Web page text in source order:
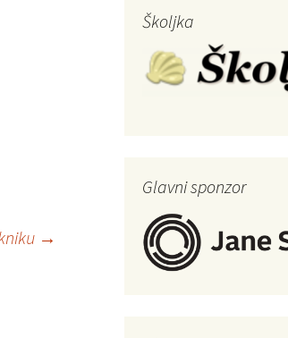
→
Školjka
Glavni sponzor